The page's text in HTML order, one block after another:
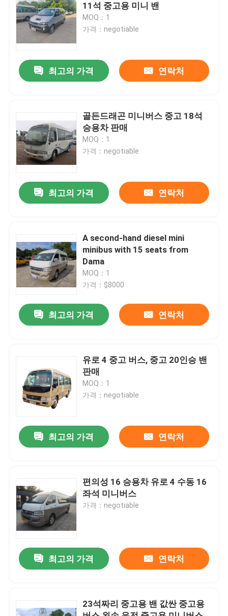
집
비디오
우리 에 관한 것
품질 관리
뉴스
인용 을 요청 하십시오
11석 중고용 미니 밴
MOQ：1
가격：negotiable
최고의 가격 연락처
골든드래곤 미니버스 중고 18석
승용차 판매
MOQ：1
가격：negotiable
최고의 가격 연락처
A second-hand diesel mini
minibus with 15 seats from
Dama
MOQ：1
가격：$8000
최고의 가격 연락처
유로 4 중고 버스, 중고 20인승 밴
판매
MOQ：1
가격：negotiable
최고의 가격 연락처
편의성 16 승용차 유로 4 수동 16
좌석 미니버스
가격：negotiable
최고의 가격 연락처
23석짜리 중고용 밴 값싼 중고용